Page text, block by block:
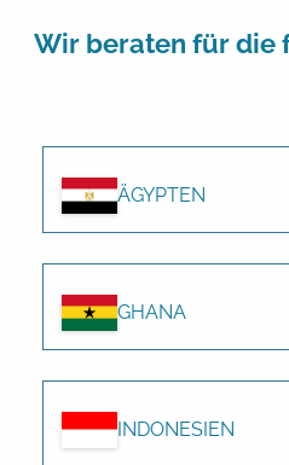
Wir beraten für die
ÄGYPTEN
GHANA
INDONESIEN